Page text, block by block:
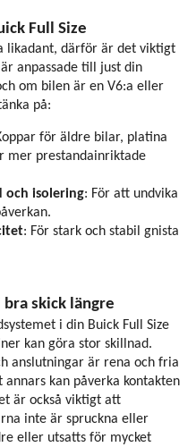
Full Size
likadant, därför är det viktigt
anpassade till just din
om bilen är en V6:a eller
på:
för äldre bilar, platina
mer prestandainriktade
och isolering: För att undvika
: För stark och stabil gnista
skick längre
i din Buick Full Size
kan göra stor skillnad.
anslutningar är rena och fria
kan påverka kontakten
är också viktigt att
inte är spruckna eller
eller utsatts för mycket